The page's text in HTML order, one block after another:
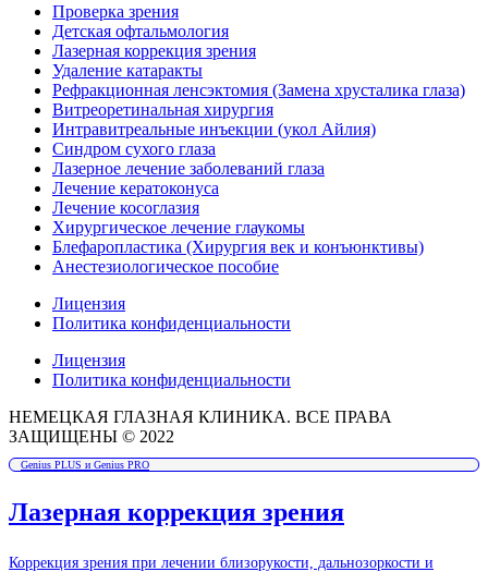
Проверка зрения
Детская офтальмология
Лазерная коррекция зрения
Удаление катаракты
Рефракционная ленсэктомия (Замена хрусталика глаза)
Витреоретинальная хирургия
Интравитреальные инъекции (укол Айлия)
Синдром сухого глаза
Лазерное лечение заболеваний глаза
Лечение кератоконуса
Лечение косоглазия
Хирургическое лечение глаукомы
Блефаропластика (Хирургия век и конъюнктивы)
Анестезиологическое пособие
Лицензия
Политика конфиденциальности
Лицензия
Политика конфиденциальности
НЕМЕЦКАЯ ГЛАЗНАЯ КЛИНИКА. ВСЕ ПРАВА
ЗАЩИЩЕНЫ © 2022
Genius PLUS и Genius PRO
Лазерная коррекция зрения
Коррекция зрения при лечении близорукости, дальнозоркости и